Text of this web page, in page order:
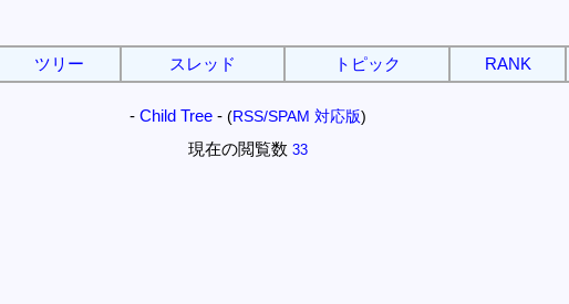
ツリー スレッド トピック RANK
- Child Tree - (RSS/SPAM 対応版)
現在の閲覧数 33